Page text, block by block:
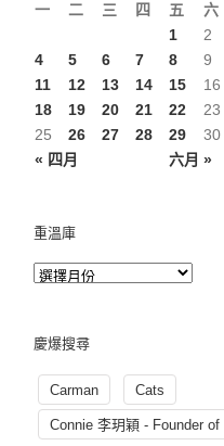
一
二 三 四 五 六
« 四月 六月 »
1 2
4
5 6 7 8 9
11
12 13 14 15 16
18
19 20 21 22 23
25
26 27 28 29 30
重溫庫
慶爆搜尋
Carman Cats
Connie 李玥穎 - Founder of